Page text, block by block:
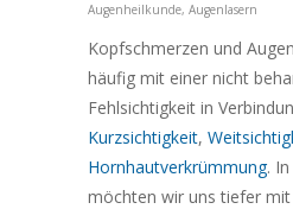
Augenheilkunde, Augenlasern
Kopfschmerzen und
häufig mit einer nicht
Fehlsichtigkeit in
Kurzsichtigkeit,
Hornhautverkrümmung.
möchten wir uns tiefer